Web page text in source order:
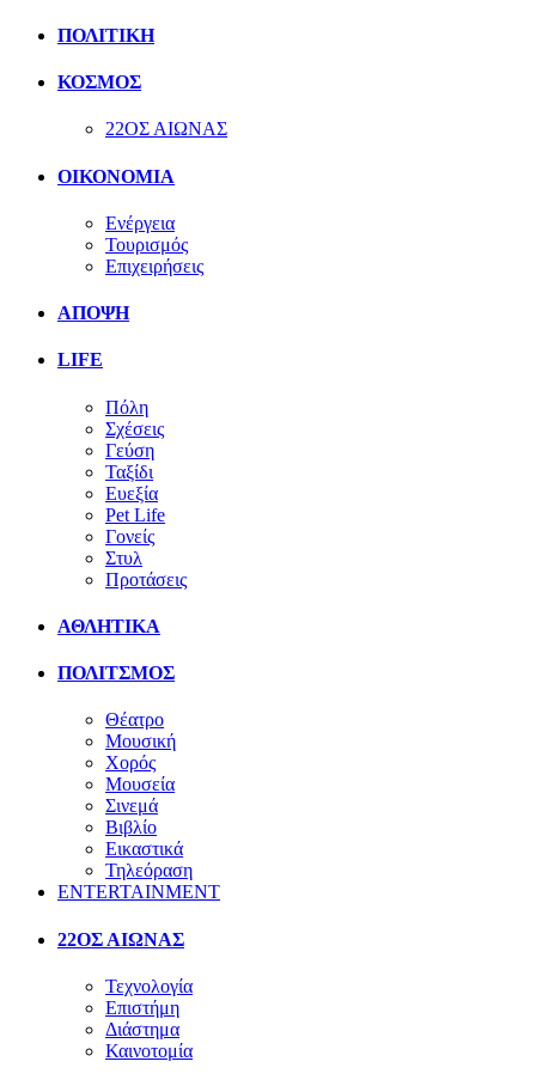
ΠΟΛΙΤΙΚΗ
ΚΟΣΜΟΣ
22ΟΣ ΑΙΩΝΑΣ
ΟΙΚΟΝΟΜΙΑ
Ενέργεια
Τουρισμός
Επιχειρήσεις
ΑΠΟΨΗ
LIFE
Πόλη
Σχέσεις
Γεύση
Ταξίδι
Ευεξία
Pet Life
Γονείς
Στυλ
Προτάσεις
ΑΘΛΗΤΙΚΑ
ΠΟΛΙΤΣΜΟΣ
Θέατρο
Μουσική
Χορός
Μουσεία
Σινεμά
Βιβλίο
Εικαστικά
Τηλεόραση
ENTERTAINMENT
22ΟΣ ΑΙΩΝΑΣ
Τεχνολογία
Επιστήμη
Διάστημα
Καινοτομία